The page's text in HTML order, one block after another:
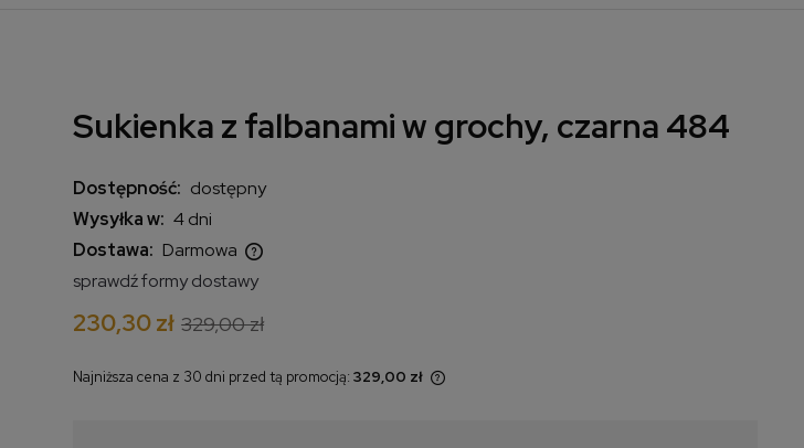
Sukienka z falbanami w grochy, czarna 484
Dostępność: dostępny
Wysyłka w: 4 dni
Dostawa: Darmowa
kosztów płatności
sprawdź formy dostawy
230,30 zł 329,00 zł
Najniższa cena z 30 dni przed tą promocją: 329,00 zł